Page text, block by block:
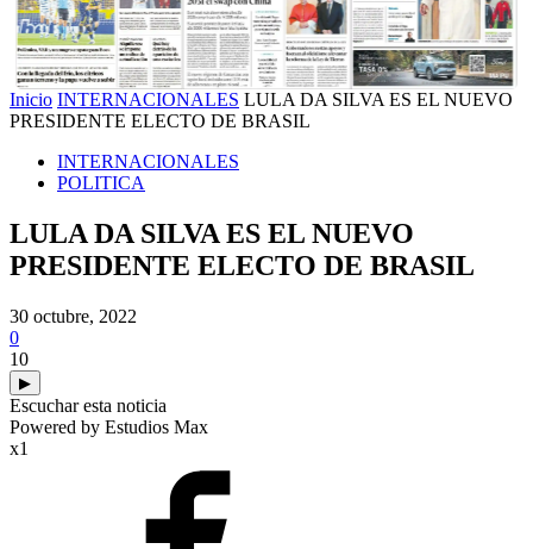
Inicio INTERNACIONALES LULA DA SILVA ES EL NUEVO
PRESIDENTE ELECTO DE BRASIL
INTERNACIONALES
POLITICA
LULA DA SILVA ES EL NUEVO
PRESIDENTE ELECTO DE BRASIL
30 octubre, 2022
0
10
▶
Escuchar esta noticia
Powered by Estudios Max
x1